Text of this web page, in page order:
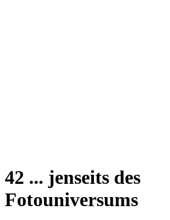
42 ... jenseits des
Fotouniversums